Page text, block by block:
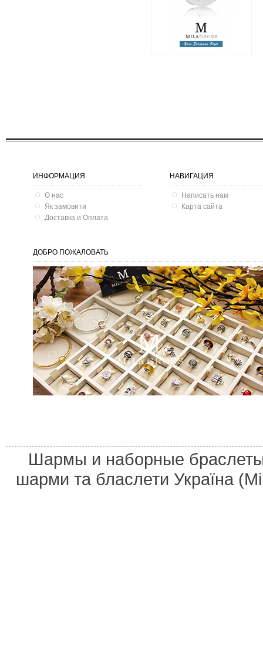
1 695 грн. 800 грн.
ИНФОРМАЦИЯ
О нас
Як замовити
Доставка и Оплата
НАВИГАЦИЯ
Написать нам
Карта сайта
ДОБРО ПОЖАЛОВАТЬ
Шармы и наборные
шарми та бласлети Україна